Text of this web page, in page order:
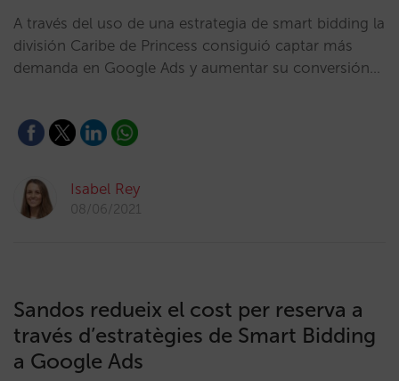
A través del uso de una estrategia de smart bidding la
división Caribe de Princess consiguió captar más
demanda en Google Ads y aumentar su conversión…
Isabel Rey
08/06/2021
Sandos redueix el cost per reserva a
través d’estratègies de Smart Bidding
a Google Ads